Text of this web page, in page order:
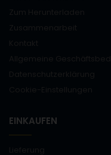
EINKAUFEN